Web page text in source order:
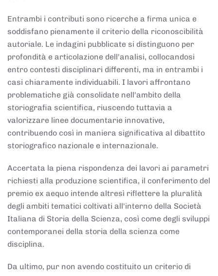
Entrambi i contributi sono ricerche a firma unica e
soddisfano pienamente il criterio della riconoscibilità
autoriale. Le indagini pubblicate si distinguono per
profondità e articolazione dell'analisi, collocandosi
entro contesti disciplinari differenti, ma in entrambi i
casi chiaramente individuabili. I lavori affrontano
problematiche già consolidate nell'ambito della
storiografia scientifica, riuscendo tuttavia a
valorizzare linee documentarie innovative,
contribuendo così in maniera significativa al dibattito
storiografico nazionale e internazionale.
Accertata la piena rispondenza dei lavori ai parametri
richiesti alla produzione scientifica, il conferimento del
premio ex aequo intende altresì riflettere la pluralità
degli ambiti tematici coltivati all'interno della Società
Italiana di Storia della Scienza, così come degli sviluppi
contemporanei della storia della scienza come
disciplina.
Da ultimo, pur non avendo costituito un criterio di